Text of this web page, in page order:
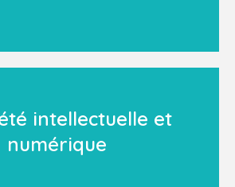
intellectuelle et
numérique